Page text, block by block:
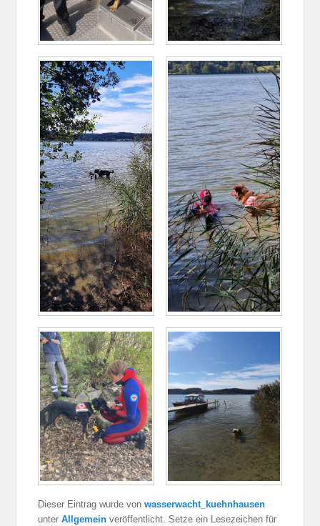
Dieser Eintrag wurde vonwasserwacht_kuehnhausen
unterAllgemein veröffentlicht. Setze ein Lesezeichen für